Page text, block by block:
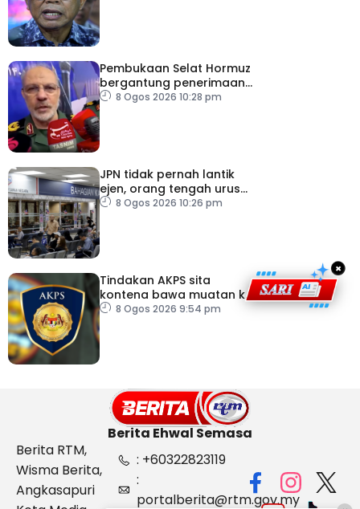
Pembukaan Selat Hormuz
bergantung penerimaan
AS – IRGC
8 Ogos 2026 10:28 pm
JPN tidak pernah lantik
ejen, orang tengah urus
dokumentasi
8 Ogos 2026 10:26 pm
Tindakan AKPS sita
kontena bawa muatan ke
Israel bukti ketegasan
8 Ogos 2026 9:54 pm
×
Berita Ehwal Semasa
Berita RTM,
Wisma Berita,
Angkasapuri
: +60322823119
:
portalberita@rtm.gov.my